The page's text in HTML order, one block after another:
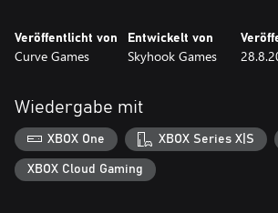
Veröffentlicht von
Curve Games
Entwickelt von
Skyhook Games
Wiedergabe mit
XBOX One XBOX Series X|S
XBOX Cloud Gaming